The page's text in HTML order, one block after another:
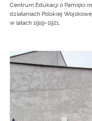
Centrum Edukacji o Pamięci
działaniach Polskiej
w latach 1919–1921.